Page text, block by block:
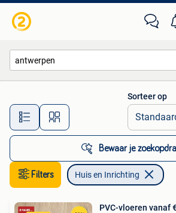
Alle afstanden…
Sorteer op
Bewaar je
Filters Huis en Inrichting
PVC-vloeren vanaf